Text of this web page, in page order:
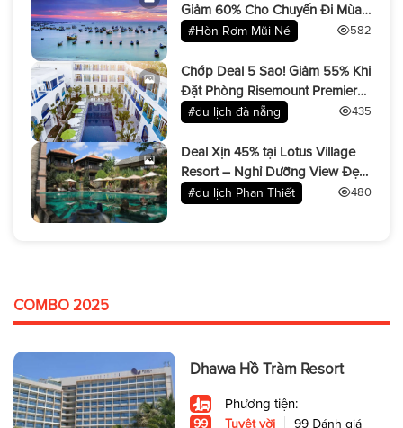
Giảm 60% Cho Chuyến Đi Mùa
Hè!
#Hòn Rơm Mũi Né 582
Chớp Deal 5 Sao! Giảm 55% Khi
Đặt Phòng Risemount Premier
Resort
#du lịch đà nẵng 435
Deal Xịn 45% tại Lotus Village
Resort – Nghỉ Dưỡng View Đẹp
Miễn Bàn!
#du lịch Phan Thiết 480
COMBO 2025
Dhawa Hồ Tràm Resort
Phương tiện:
99 Tuyệt vời 99 Đánh giá